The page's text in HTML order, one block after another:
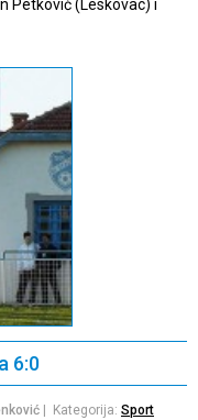
Petković (Leskovac) i
6:0
| Kategorija: Sport